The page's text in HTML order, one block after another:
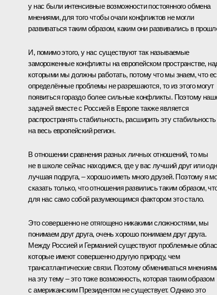
у нас были интенсивные возможности постоянного обмена
мнениями, для того чтобы очаги конфликтов не могли
развиваться таким образом, каким они развивались в
И, помимо этого, у нас существуют так называемые
замороженные конфликты на европейском пространстве,
которыми мы должны работать, потому что мы знаем, что
определённые проблемы не разрешаются, то из этого могут
появиться гораздо более сильные конфликты. Поэтому
задачей вместе с Россией в Европе также является
распространять стабильность, расширить эту стабильность
на весь европейский регион.
В отношении сравнения разных личных отношений, то мы
не в школе сейчас находимся, где у вас лучший друг или
лучшая подруга, – хорошо иметь много друзей. Поэтому я
сказать только, что отношения развились таким образом,
для нас само собой разумеющимся фактором это стало.
Это совершенно не отягощено никакими сложностями, мы
понимаем друг друга, очень хорошо понимаем друг друга.
Между Россией и Германией существуют проблемные
которые имеют совершенно другую природу, чем
трансатлантические связи. Поэтому обмениваться
на эту тему – это тоже возможность, которая таким образом
с американским Президентом не существует. Однако это